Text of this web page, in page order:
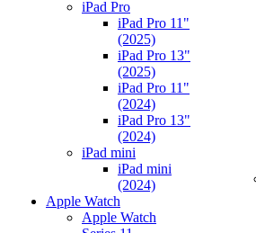
iPad Pro
iPad Pro 11"
(2025)
iPad Pro 13"
(2025)
iPad Pro 11"
(2024)
iPad Pro 13"
(2024)
iPad mini
iPad mini
(2024)
Apple Watch
Apple Watch